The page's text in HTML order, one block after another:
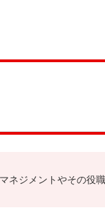
ネジメントやその